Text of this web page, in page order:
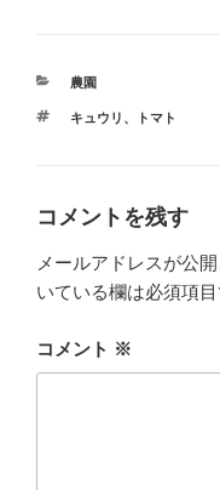
カ
ゴ
農園
タ
キュウリ 、 トマト
コメントを残す
メールアドレスが公
いている欄は必須項
コメント ※